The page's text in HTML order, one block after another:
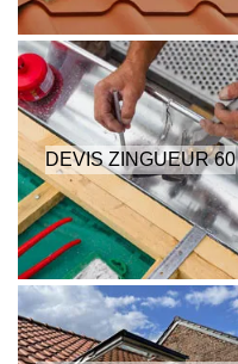
DEVIS ZINGUEUR 60